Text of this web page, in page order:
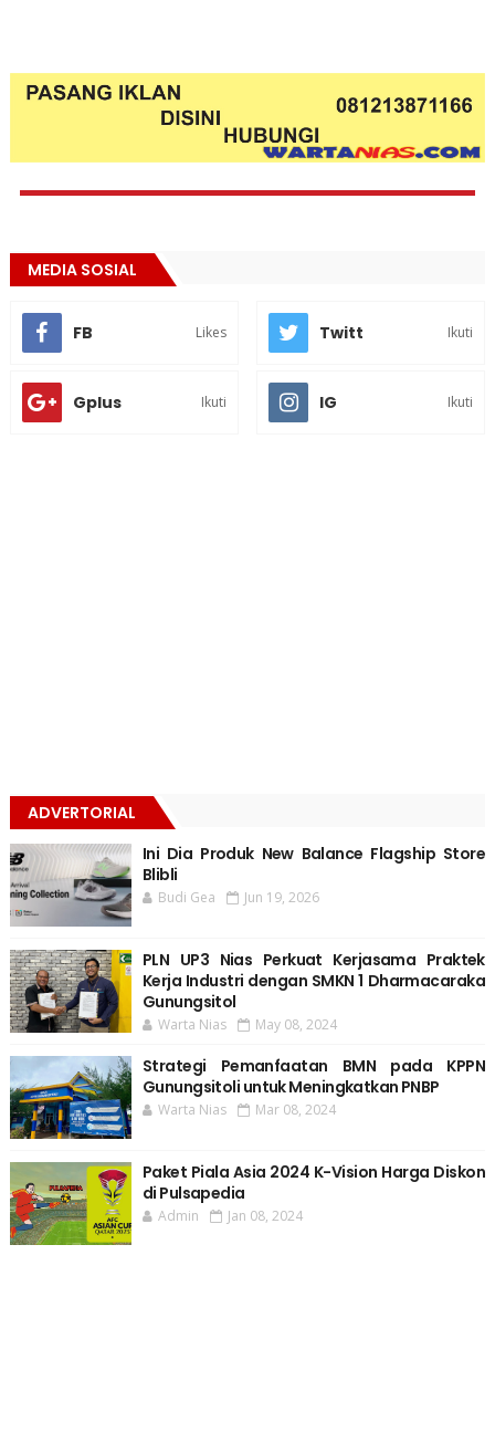
MEDIA SOSIAL
FB Likes Twitt Ikuti
Gplus Ikuti IG Ikuti
ADVERTORIAL
Ini Dia Produk New Balance Flagship Store
Blibli
Budi Gea Jun 19, 2026
PLN UP3 Nias Perkuat Kerjasama Praktek
Kerja Industri dengan SMKN 1 Dharmacaraka
Gunungsitol
Warta Nias May 08, 2024
Strategi Pemanfaatan BMN pada KPPN
Gunungsitoli untuk Meningkatkan PNBP
Warta Nias Mar 08, 2024
Paket Piala Asia 2024 K-Vision Harga Diskon
di Pulsapedia
Admin Jan 08, 2024